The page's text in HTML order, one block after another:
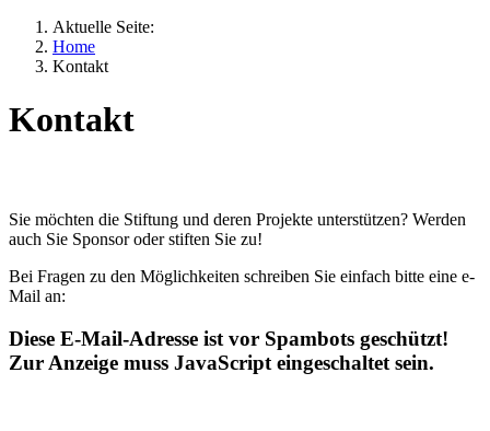
Aktuelle Seite:
Home
Kontakt
Kontakt
Sie möchten die Stiftung und deren Projekte unterstützen? Werden
auch Sie Sponsor oder stiften Sie zu!
Bei Fragen zu den Möglichkeiten schreiben Sie einfach bitte eine e-
Mail an:
Diese E-Mail-Adresse ist vor Spambots geschützt!
Zur Anzeige muss JavaScript eingeschaltet sein.